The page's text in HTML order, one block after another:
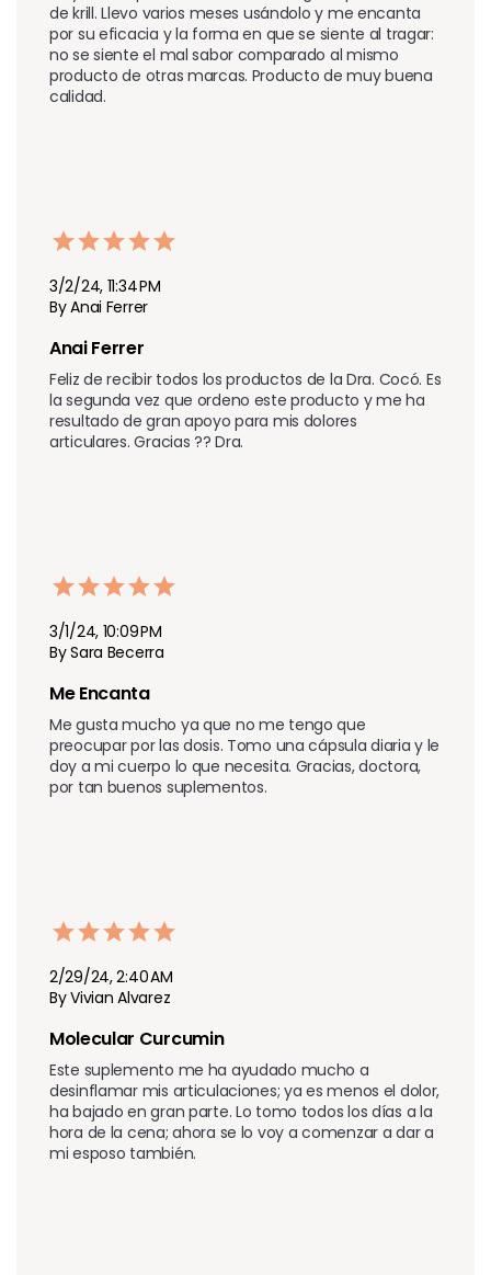
de krill. Llevo varios meses usándolo y me encanta
por su eficacia y la forma en que se siente al tragar:
no se siente el mal sabor comparado al mismo
producto de otras marcas. Producto de muy buena
calidad.
3/2/24, 11:34 PM
By Anai Ferrer
Anai Ferrer
Feliz de recibir todos los productos de la Dra. Cocó. Es
la segunda vez que ordeno este producto y me ha
resultado de gran apoyo para mis dolores
articulares. Gracias ?? Dra.
3/1/24, 10:09 PM
By Sara Becerra
Me Encanta
Me gusta mucho ya que no me tengo que
preocupar por las dosis. Tomo una cápsula diaria y le
doy a mi cuerpo lo que necesita. Gracias, doctora,
por tan buenos suplementos.
2/29/24, 2:40 AM
By Vivian Alvarez
Molecular Curcumin
Este suplemento me ha ayudado mucho a
desinflamar mis articulaciones; ya es menos el dolor,
ha bajado en gran parte. Lo tomo todos los días a la
hora de la cena; ahora se lo voy a comenzar a dar a
mi esposo también.